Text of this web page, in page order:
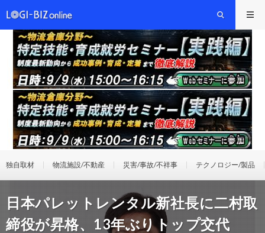
独自取材 物流施設/不動産 災害/事故/不祥事 テクノロジー/製品
日本パレットレンタル新社長に二村取
締役が昇格、13年ぶりトップ交代